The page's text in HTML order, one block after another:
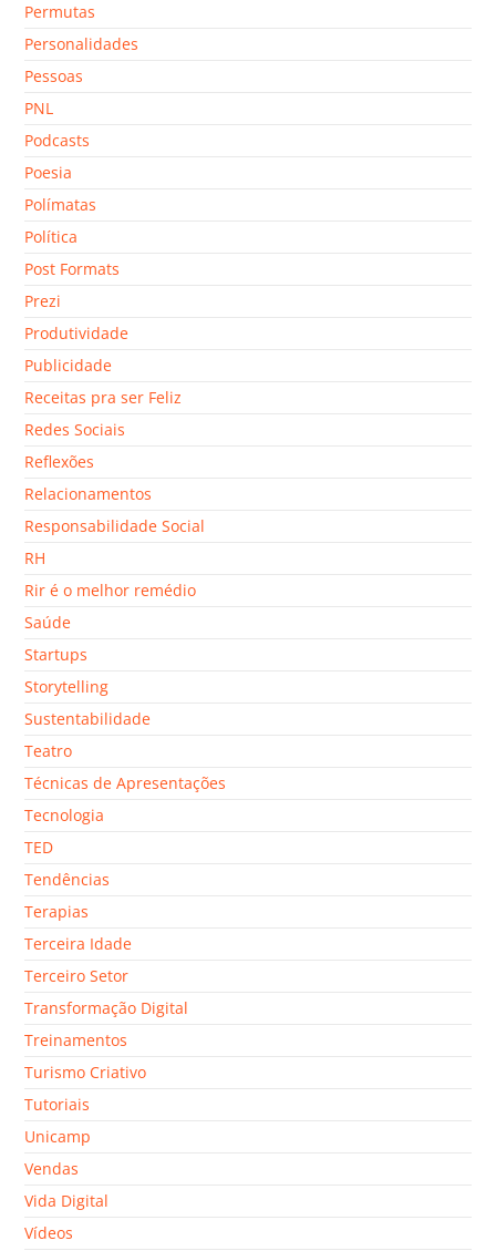
Permutas
Personalidades
Pessoas
PNL
Podcasts
Poesia
Polímatas
Política
Post Formats
Prezi
Produtividade
Publicidade
Receitas pra ser Feliz
Redes Sociais
Reflexões
Relacionamentos
Responsabilidade Social
RH
Rir é o melhor remédio
Saúde
Startups
Storytelling
Sustentabilidade
Teatro
Técnicas de Apresentações
Tecnologia
TED
Tendências
Terapias
Terceira Idade
Terceiro Setor
Transformação Digital
Treinamentos
Turismo Criativo
Tutoriais
Unicamp
Vendas
Vida Digital
Vídeos